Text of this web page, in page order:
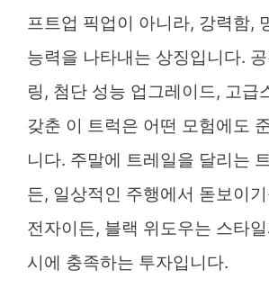
프트업 픽업이 아니라, 강력함,
능력을 나타내는 상징입니다.
링, 첨단 성능 업그레이드, 고급
갖춘 이 트럭은 어떤 모험에도
니다. 주말에 트레일을 달리는
든, 일상적인 주행에서 돋보이
전자이든, 블랙 위도우는 스타
시에 충족하는 투자입니다.